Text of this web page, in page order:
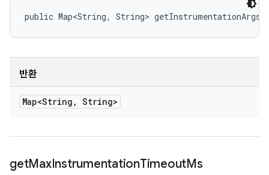
public Map<String, String> getInstrumentationArgs
반환
Map<String , String>
getMaxInstrumentationTimeoutMs